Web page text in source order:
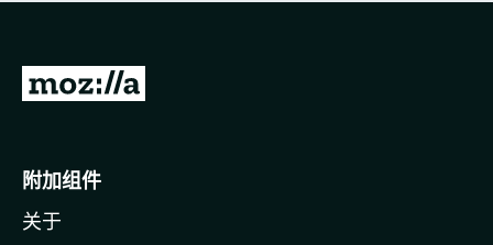
无
转
o
i
附加组件
关于